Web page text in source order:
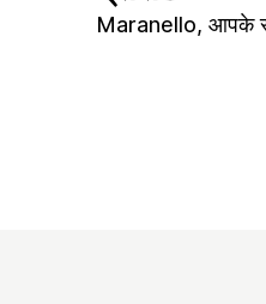
Maranello, आपके